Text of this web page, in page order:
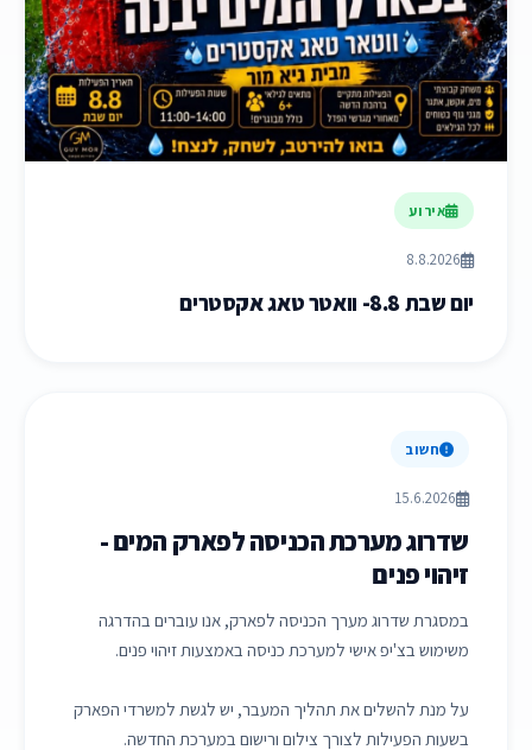
אירוע
8.8.2026
יום שבת 8.8- וואטר טאג אקסטרים
חשוב
15.6.2026
שדרוג מערכת הכניסה לפארק המים -
זיהוי פנים
במסגרת שדרוג מערך הכניסה לפארק, אנו עוברים בהדרגה
משימוש בצ'יפ אישי למערכת כניסה באמצעות זיהוי פנים.
על מנת להשלים את תהליך המעבר, יש לגשת למשרדי הפארק
בשעות הפעילות לצורך צילום ורישום במערכת החדשה.